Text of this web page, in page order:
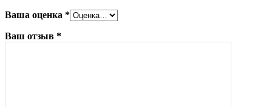
Ваша оценка *
Ваш отзыв *